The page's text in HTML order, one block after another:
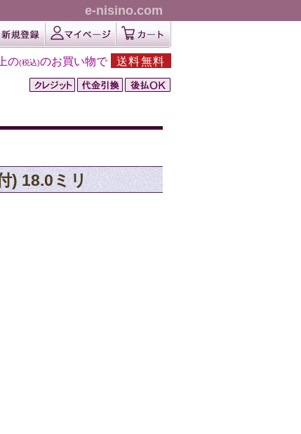
e-nisino.com
の(税込)のお買い物で 送料無料
) 18.0ミリ